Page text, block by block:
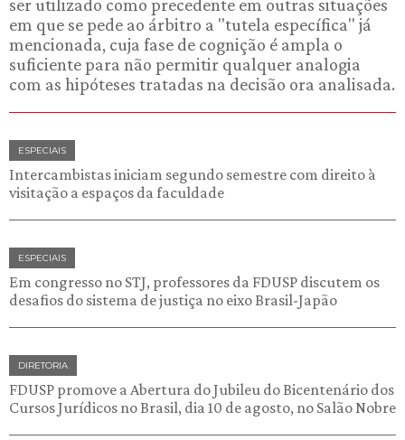
ser utilizado como precedente em outras situações
em que se pede ao árbitro a "tutela específica" já
mencionada, cuja fase de cognição é ampla o
suficiente para não permitir qualquer analogia
com as hipóteses tratadas na decisão ora analisada.
ESPECIAIS
Intercambistas iniciam segundo semestre com direito à
visitação a espaços da faculdade
ESPECIAIS
Em congresso no STJ, professores da FDUSP discutem os
desafios do sistema de justiça no eixo Brasil-Japão
DIRETORIA
FDUSP promove a Abertura do Jubileu do Bicentenário dos
Cursos Jurídicos no Brasil, dia 10 de agosto, no Salão Nobre